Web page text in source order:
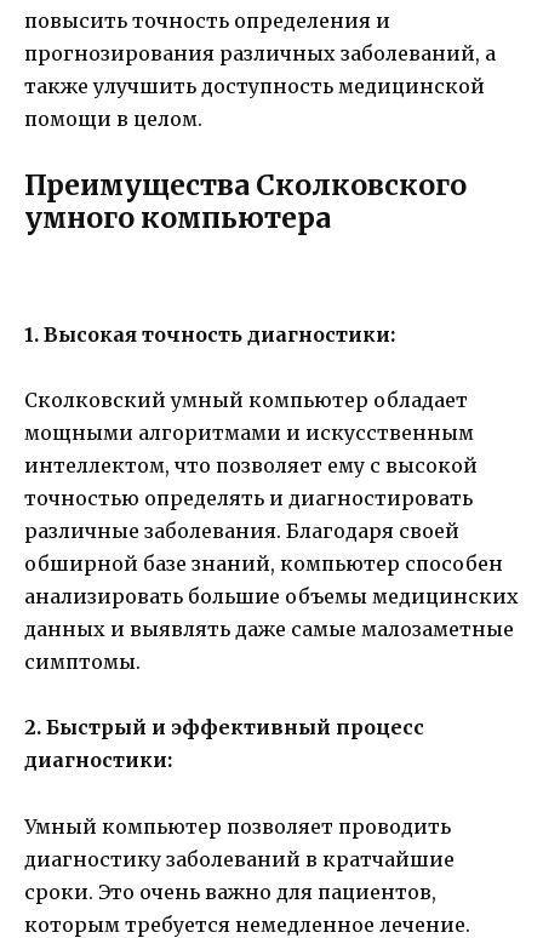
повысить точность определения и
прогнозирования различных заболеваний, а
также улучшить доступность медицинской
помощи в целом.
Преимущества Сколковского
умного компьютера
1. Высокая точность диагностики:
Сколковский умный компьютер обладает
мощными алгоритмами и искусственным
интеллектом, что позволяет ему с высокой
точностью определять и диагностировать
различные заболевания. Благодаря своей
обширной базе знаний, компьютер способен
анализировать большие объемы медицинских
данных и выявлять даже самые малозаметные
симптомы.
2. Быстрый и эффективный процесс
диагностики:
Умный компьютер позволяет проводить
диагностику заболеваний в кратчайшие
сроки. Это очень важно для пациентов,
которым требуется немедленное лечение.